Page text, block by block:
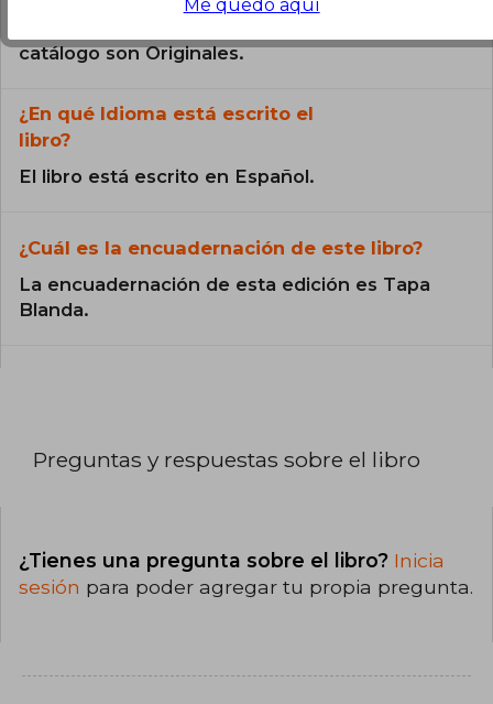
catálogo son Originales.
¿En qué Idioma está escrito el
libro?
El libro está escrito en Español.
¿Cuál es la encuadernación de este libro?
La encuadernación de esta edición es Tapa
Blanda.
Preguntas y respuestas sobre el libro
¿Tienes una pregunta sobre el libro? Inicia
sesión para poder agregar tu propia pregunta.
Me quedo aquí